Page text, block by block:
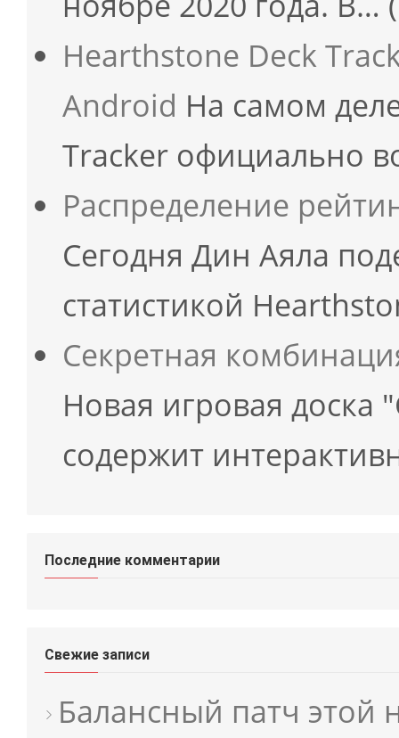
Hearthstone Deck
Android На самом
Tracker официально
Распределение
Сегодня Дин Аяла
статистикой
Секретная
Новая игровая доска
содержит
Последние комментарии
Свежие записи
Балансный патч этой